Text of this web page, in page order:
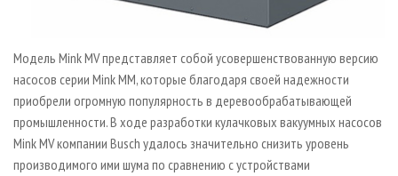
Модель Mink MV представляет собой усовершенствованную версию
насосов серии Mink MM, которые благодаря своей надежности
приобрели огромную популярность в деревообрабатывающей
промышленности. В ходе разработки кулачковых вакуумных насосов
Mink MV компании Busch удалось значительно снизить уровень
производимого ими шума по сравнению с устройствами